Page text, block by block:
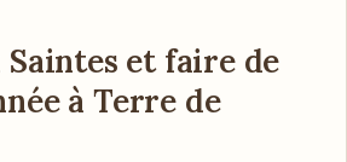
et faire de
à Terre de